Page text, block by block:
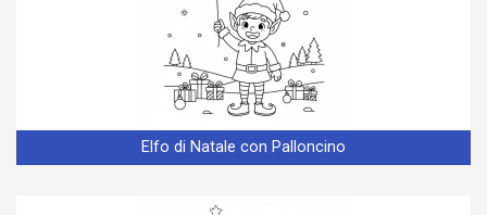
Elfo di Natale con Palloncino